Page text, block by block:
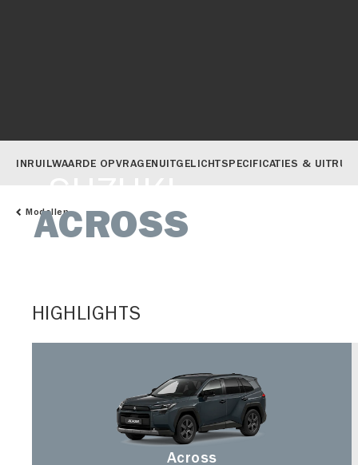
ACROSS
INRUILWAARDE OPVRAGENUITGELICHTSPECIFICATIES &
Modellen
HIGHLIGHTS
Across